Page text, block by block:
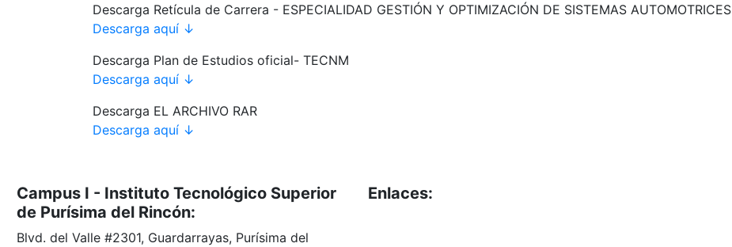
Descarga Retícula de Carrera - ESPECIALIDAD GESTIÓN Y OPTIMIZACIÓN DE SISTEMAS AUTOMOTRICES
Descarga aquí ↓
Descarga Plan de Estudios oficial- TECNM
Descarga aquí ↓
Descarga EL ARCHIVO RAR
Descarga aquí ↓
Campus I - Instituto Tecnológico Superior
de Purísima del Rincón:
Blvd. del Valle #2301, Guardarrayas, Purísima del
Enlaces: